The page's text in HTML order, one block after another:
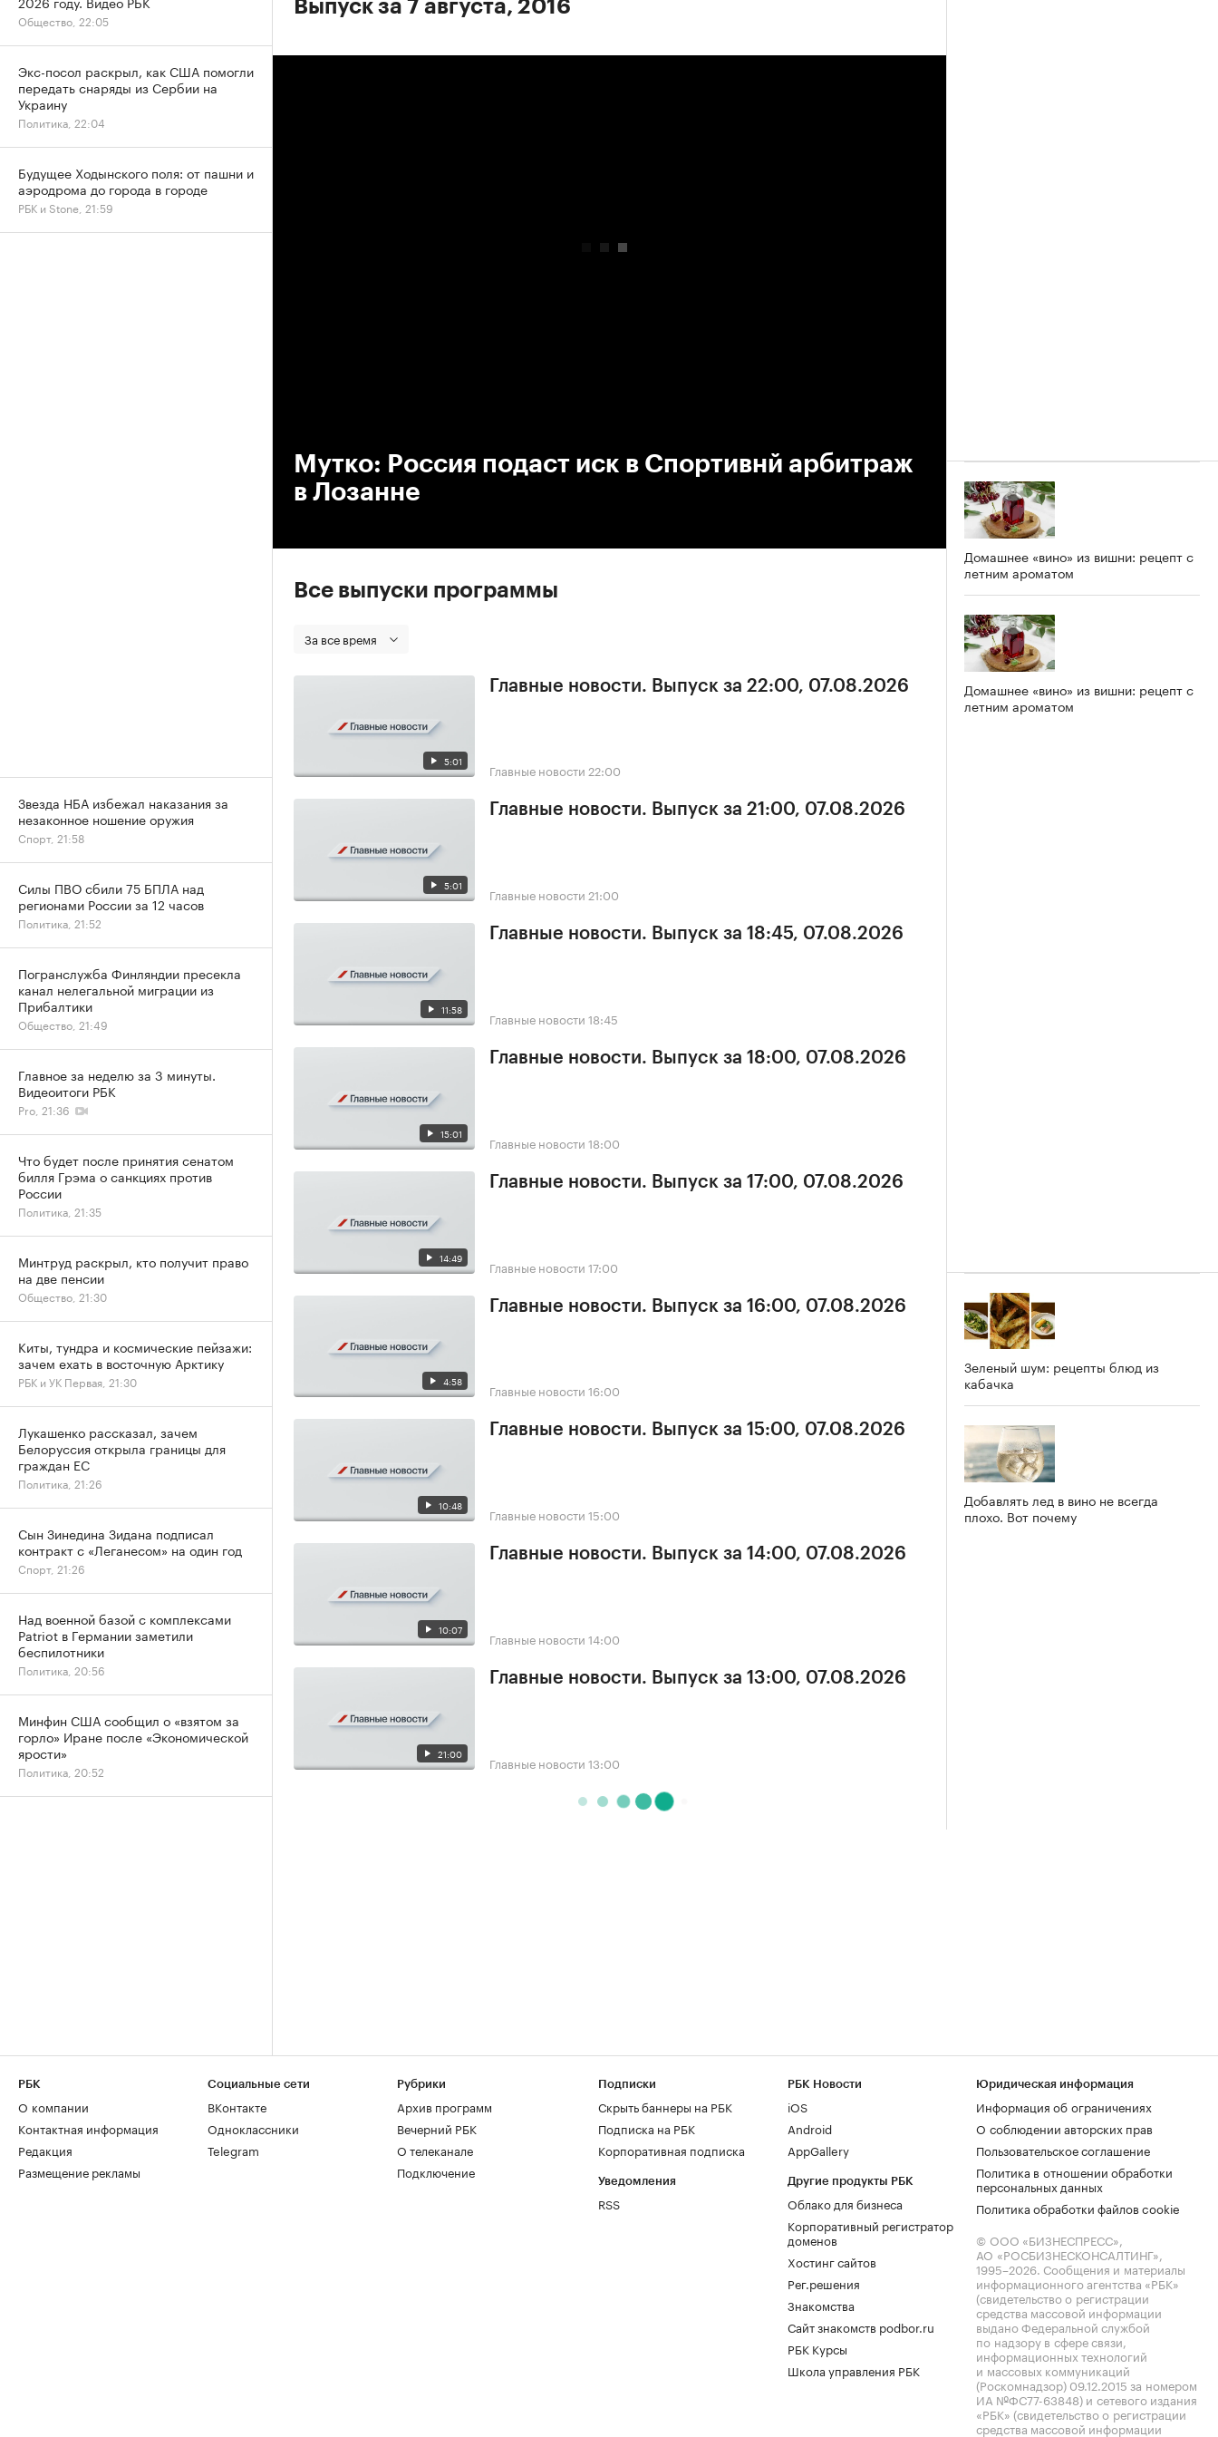
Выпуск за 7 августа, 2016
Мутко: Россия подаст иск в Спортивнй арбитраж
в Лозанне
Все выпуски программы
За все время
5:01
Главные новости. Выпуск за 22:00, 07.08.2026
Главные новости 22:00
5:01
Главные новости. Выпуск за 21:00, 07.08.2026
Главные новости 21:00
11:58
Главные новости. Выпуск за 18:45, 07.08.2026
Главные новости 18:45
15:01
Главные новости. Выпуск за 18:00, 07.08.2026
Главные новости 18:00
14:49
Главные новости. Выпуск за 17:00, 07.08.2026
Главные новости 17:00
4:58
Главные новости. Выпуск за 16:00, 07.08.2026
Главные новости 16:00
10:48
Главные новости. Выпуск за 15:00, 07.08.2026
Главные новости 15:00
10:07
Главные новости. Выпуск за 14:00, 07.08.2026
Главные новости 14:00
21:00
Главные новости. Выпуск за 13:00, 07.08.2026
Главные новости 13:00
Домашнее «вино» из вишни: рецепт с
летним ароматом
Домашнее «вино» из вишни: рецепт с
летним ароматом
Зеленый шум: рецепты блюд из
кабачка
Добавлять лед в вино не всегда
плохо. Вот почему
Общество, 22:05
Экс-посол раскрыл, как США помогли
передать снаряды из Сербии на
Украину
Политика, 22:04
Будущее Ходынского поля: от пашни и
аэродрома до города в городе
РБК и Stone, 21:59
Звезда НБА избежал наказания за
незаконное ношение оружия
Спорт, 21:58
Силы ПВО сбили 75 БПЛА над
регионами России за 12 часов
Политика, 21:52
Погранслужба Финляндии пресекла
канал нелегальной миграции из
Прибалтики
Общество, 21:49
Главное за неделю за 3 минуты.
Видеоитоги РБК
Pro, 21:36
Что будет после принятия сенатом
билля Грэма о санкциях против
России
Политика, 21:35
Минтруд раскрыл, кто получит право
на две пенсии
Общество, 21:30
Киты, тундра и космические пейзажи:
зачем ехать в восточную Арктику
РБК и УК Первая, 21:30
Лукашенко рассказал, зачем
Белоруссия открыла границы для
граждан ЕС
Политика, 21:26
Сын Зинедина Зидана подписал
контракт с «Леганесом» на один год
Спорт, 21:26
Над военной базой с комплексами
Patriot в Германии заметили
беспилотники
Политика, 20:56
Минфин США сообщил о «взятом за
горло» Иране после «Экономической
ярости»
Политика, 20:52
РБК
О компании
Контактная информация
Редакция
Размещение рекламы
Социальные сети
ВКонтакте
Одноклассники
Telegram
Рубрики
Архив программ
Вечерний РБК
О телеканале
Подключение
Подписки
Скрыть баннеры на РБК
Подписка на РБК
Корпоративная подписка
Уведомления
RSS
РБК Новости
iOS
Android
AppGallery
Другие продукты РБК
Облако для бизнеса
Корпоративный регистратор
доменов
Хостинг сайтов
Рег.решения
Знакомства
Сайт знакомств podbor.ru
РБК Курсы
Школа управления РБК
Юридическая информация
Информация об ограничениях
О соблюдении авторских прав
Пользовательское соглашение
Политика в отношении обработки
персональных данных
Политика обработки файлов cookie
© ООО «БИЗНЕСПРЕСС»,
АО «РОСБИЗНЕСКОНСАЛТИНГ»,
1995–2026. Сообщения и материалы
информационного агентства «РБК»
(свидетельство о регистрации
средства массовой информации
выдано Федеральной службой
по надзору в сфере связи,
информационных технологий
и массовых коммуникаций
(Роскомнадзор) 09.12.2015 за номером
ИА №ФС77-63848) и сетевого издания
«РБК» (свидетельство о регистрации
средства массовой информации